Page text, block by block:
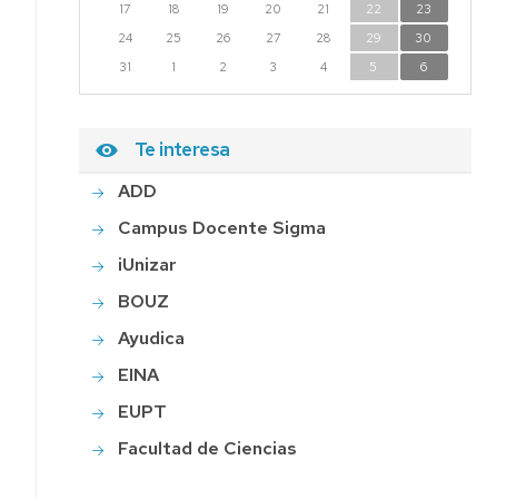
17
18 19 20 21 22
23
24
25 26 27 28 29
30
31
1 2 3 4 5 6
Te interesa
ADD
Campus Docente Sigma
iUnizar
BOUZ
Ayudica
EINA
EUPT
Facultad de Ciencias